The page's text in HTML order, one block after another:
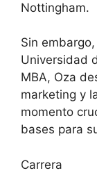
Nottingham.
Sin
Universidad
MBA, Oza
marketing y
momento
bases para
Carrera